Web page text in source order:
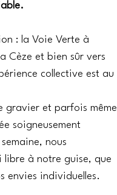
: la Voie Verte à
Cèze et bien sûr vers
collective est au
gravier et parfois même
soigneusement
nous
libre à notre guise, que
envies individuelles.